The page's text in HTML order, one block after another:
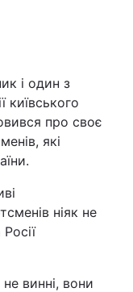
і один з
київського
про своє
які
ніяк не
винні, вони